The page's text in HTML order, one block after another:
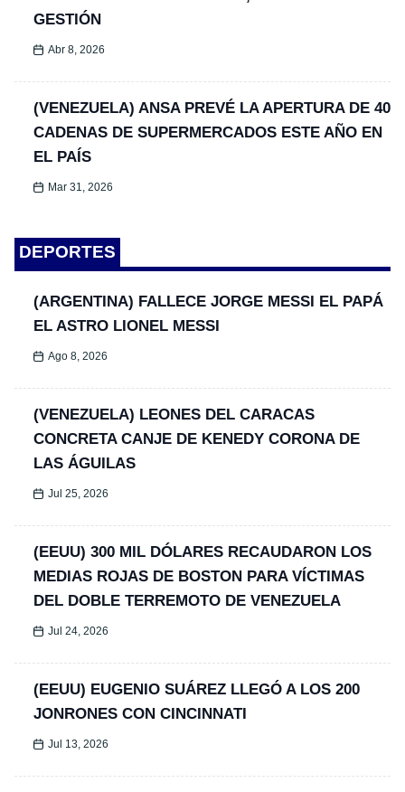
GESTIÓN
Abr 8, 2026
(VENEZUELA) ANSA PREVÉ LA APERTURA DE 40
CADENAS DE SUPERMERCADOS ESTE AÑO EN
EL PAÍS
Mar 31, 2026
DEPORTES
(ARGENTINA) FALLECE JORGE MESSI EL PAPÁ
EL ASTRO LIONEL MESSI
Ago 8, 2026
(VENEZUELA) LEONES DEL CARACAS
CONCRETA CANJE DE KENEDY CORONA DE
LAS ÁGUILAS
Jul 25, 2026
(EEUU) 300 MIL DÓLARES RECAUDARON LOS
MEDIAS ROJAS DE BOSTON PARA VÍCTIMAS
DEL DOBLE TERREMOTO DE VENEZUELA
Jul 24, 2026
(EEUU) EUGENIO SUÁREZ LLEGÓ A LOS 200
JONRONES CON CINCINNATI
Jul 13, 2026